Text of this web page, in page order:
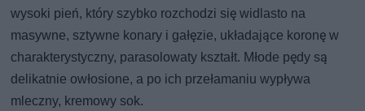
wysoki pień, który szybko rozchodzi się widlasto na
masywne, sztywne konary i gałęzie, układające koronę w
charakterystyczny, parasolowaty kształt. Młode pędy są
delikatnie owłosione, a po ich przełamaniu wypływa
mleczny, kremowy sok.